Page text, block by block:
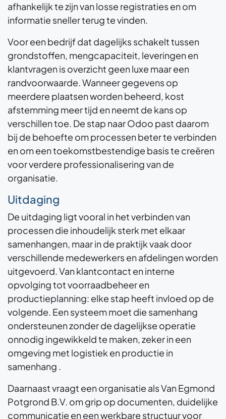
afhankelijk te zijn van losse registraties en om
informatie sneller terug te vinden.
Voor een bedrijf dat dagelijks schakelt tussen
grondstoffen, mengcapaciteit, leveringen en
klantvragen is overzicht geen luxe maar een
randvoorwaarde. Wanneer gegevens op
meerdere plaatsen worden beheerd, kost
afstemming meer tijd en neemt de kans op
verschillen toe. De stap naar Odoo past daarom
bij de behoefte om processen beter te verbinden
en om een toekomstbestendige basis te creëren
voor verdere professionalisering van de
organisatie.
Uitdaging
De uitdaging ligt vooral in het verbinden van
processen die inhoudelijk sterk met elkaar
samenhangen, maar in de praktijk vaak door
verschillende medewerkers en afdelingen worden
uitgevoerd. Van klantcontact en interne
opvolging tot voorraadbeheer en
productieplanning: elke stap heeft invloed op de
volgende. Een systeem moet die samenhang
ondersteunen zonder de dagelijkse operatie
onnodig ingewikkeld te maken, zeker in een
omgeving met logistiek en productie in
samenhang .
Daarnaast vraagt een organisatie als Van Egmond
Potgrond B.V. om grip op documenten, duidelijke
communicatie en een werkbare structuur voor